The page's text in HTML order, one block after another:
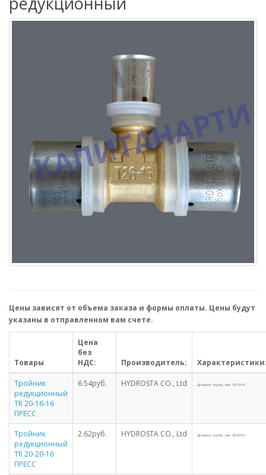
Цены зависят от объема заказа и формы оплаты. Цены будут
указаны в отправленном вам счете.
Товары
Цена
без
НДС:
Производитель:
Тройник
редукционный
TR 20-16-16
ПРЕСС
6.54руб. HYDROSTA CO., Ltd Диаметр трубы, мм: 20/16/16
Тройник
редукционный
TR 20-20-16
ПРЕСС
2.62руб. HYDROSTA CO., Ltd Диаметр трубы, мм: 20/20/16